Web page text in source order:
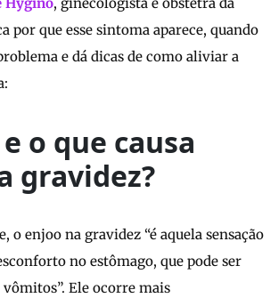
por que esse sintoma aparece, quando
e dá dicas de como aliviar a
o que causa
gravidez?
o enjoo na gravidez “é aquela sensação
no estômago, que pode ser
Ele ocorre mais